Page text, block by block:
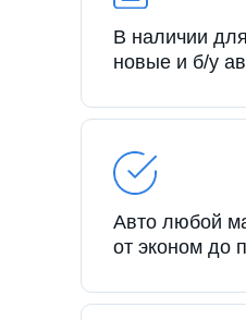
В наличии
новые и б/у
Авто любой
от эконом до